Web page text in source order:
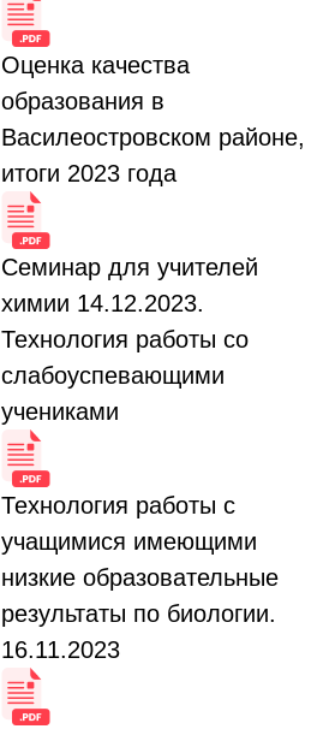
Оценка качества
образования в
Василеостровском районе,
итоги 2023 года
Семинар для учителей
химии 14.12.2023.
Технология работы со
слабоуспевающими
учениками
Технология работы с
учащимися имеющими
низкие образовательные
результаты по биологии.
16.11.2023